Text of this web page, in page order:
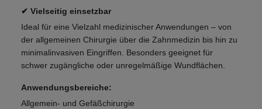
✔ Vielseitig einsetzbar
Ideal für eine Vielzahl medizinischer Anwendungen – von
der allgemeinen Chirurgie über die Zahnmedizin bis hin zu
minimalinvasiven Eingriffen. Besonders geeignet für
schwer zugängliche oder unregelmäßige Wundflächen.
Anwendungsbereiche:
Allgemein- und Gefäßchirurgie